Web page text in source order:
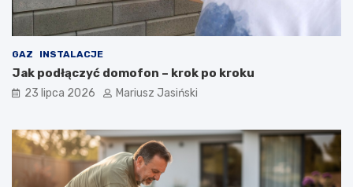
GAZ INSTALACJE
Jak podłączyć domofon – krok po kroku
23 lipca 2026 Mariusz Jasiński